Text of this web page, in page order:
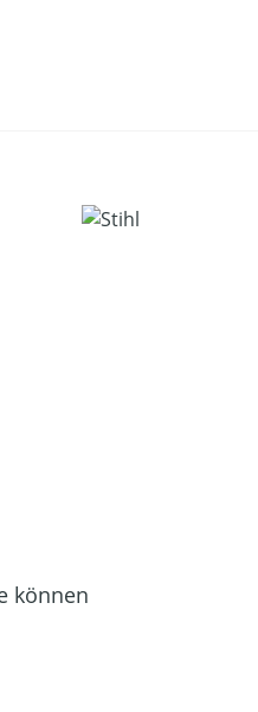
können